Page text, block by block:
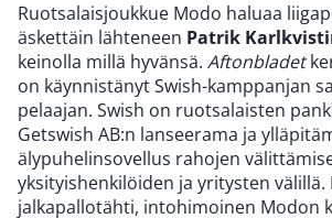
Ruotsalaisjoukkue Modo haluaa
äskettäin lähteneen Patrik
keinolla millä hyvänsä. Aftonbladet
on käynnistänyt Swish-kamppanjan
pelaajan. Swish on ruotsalaisten
Getswish AB:n lanseerama ja
älypuhelinsovellus rahojen
yksityishenkilöiden ja yritysten välillä.
jalkapallotähti, intohimoinen Modon